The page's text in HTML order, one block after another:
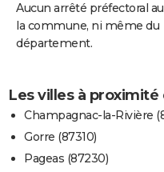
Aucun arrêté préfectoral
la commune, ni même du
département.
Les villes à proximité
Champagnac-la-Rivière
Gorre (87310)
Pageas (87230)